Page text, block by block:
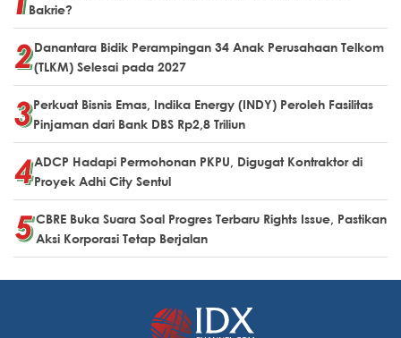
Bakrie?
Danantara Bidik Perampingan 34 Anak Perusahaan Telkom
(TLKM) Selesai pada 2027
Perkuat Bisnis Emas, Indika Energy (INDY) Peroleh Fasilitas
Pinjaman dari Bank DBS Rp2,8 Triliun
ADCP Hadapi Permohonan PKPU, Digugat Kontraktor di
Proyek Adhi City Sentul
CBRE Buka Suara Soal Progres Terbaru Rights Issue, Pastikan
Aksi Korporasi Tetap Berjalan